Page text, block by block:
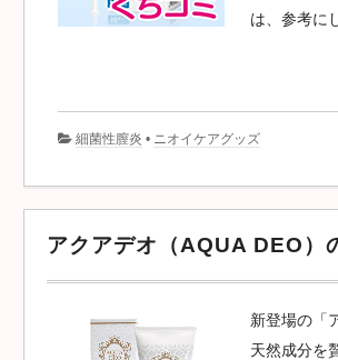
は、参考に
細菌性膣炎 • ニオイケアグッズ
アクアデオ（AQUA DEO）
新登場の「
天然成分を